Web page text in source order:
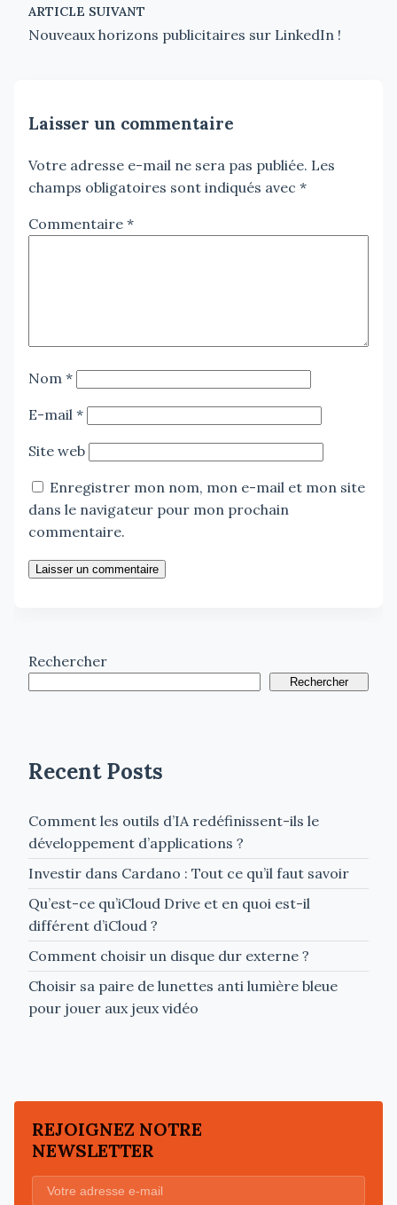
ARTICLE SUIVANT
Nouveaux horizons publicitaires sur LinkedIn !
Laisser un commentaire
Votre adresse e-mail ne sera pas publiée. Les
champs obligatoires sont indiqués avec *
Commentaire *
Nom *
E-mail *
Site web
Enregistrer mon nom, mon e-mail et mon site
dans le navigateur pour mon prochain
commentaire.
Laisser un commentaire
Rechercher
Rechercher
Recent Posts
Comment les outils d’IA redéfinissent-ils le
développement d’applications ?
Investir dans Cardano : Tout ce qu’il faut savoir
Qu’est-ce qu’iCloud Drive et en quoi est-il
différent d’iCloud ?
Comment choisir un disque dur externe ?
Choisir sa paire de lunettes anti lumière bleue
pour jouer aux jeux vidéo
REJOIGNEZ NOTRE
NEWSLETTER